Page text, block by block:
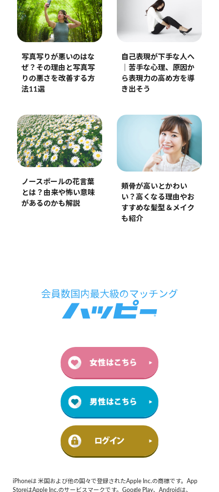
写真写りが悪いのはな
ぜ？その理由と写真写
りの悪さを改善する方
法11選
自己表現が下手な人へ
｜苦手な心理、原因か
ら表現力の高め方を導
き出そう
ノースポールの花言葉
とは？由来や怖い意味
があるのかも解説
頬骨が高いとかわい
い？高くなる理由やお
すすめな髪型＆メイク
も紹介
iPhoneは 米国および他の国々で登録されたApple Inc.の商標です。App
StoreはApple Inc.のサービスマークです。Google Play、Androidは、